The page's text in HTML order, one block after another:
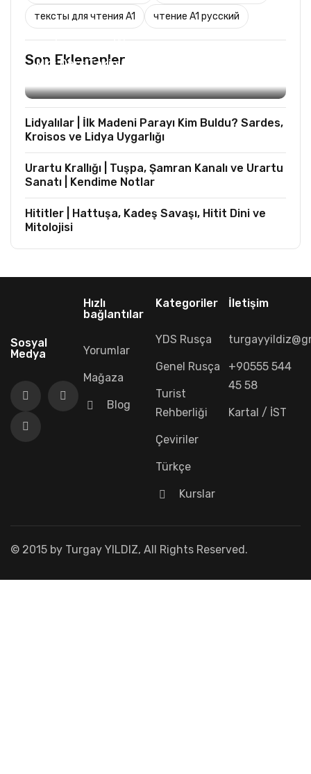
тексты для чтения A1 чтение A1 русский
Son Eklenenler
Mks Ders Takip (Turizm ve Mesleki Dersler
Lidyalılar | İlk Madeni Parayı Kim Buldu? Sardes,
Kroisos ve Lidya Uygarlığı
Urartu Krallığı | Tuşpa, Şamran Kanalı ve Urartu
Sanatı | Kendime Notlar
Hititler | Hattuşa, Kadeş Savaşı, Hitit Dini ve
Mitolojisi
Sosyal
Medya
Hızlı
bağlantılar
Yorumlar
Mağaza
Blog
Kategoriler
YDS Rusça
Genel Rusça
Turist
Rehberliği
Çeviriler
Türkçe
Kurslar
İletişim
+90555 544
45 58
Kartal / İST
© 2015 by Turgay YILDIZ, All Rights Reserved.